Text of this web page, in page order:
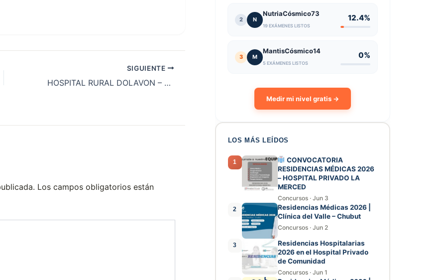
SIGUIENTE
HOSPITAL RURAL DOLAVON – MARY JONES DE WILLIAMS
Los campos obligatorios están
2 N
NutriaCósmico73
19 EXÁMENES LISTOS
12.4%
3 M
MantisCósmico14
5 EXÁMENES LISTOS
0%
Medir mi nivel gratis →
LOS MÁS LEÍDOS
1
CONVOCATORIA
RESIDENCIAS MÉDICAS 2026
– HOSPITAL PRIVADO LA
MERCED
Concursos · Jun 3
2
Residencias Médicas 2026 |
Clínica del Valle – Chubut
Concursos · Jun 2
3
Residencias Hospitalarias
2026 en el Hospital Privado
de Comunidad
Concursos · Jun 1